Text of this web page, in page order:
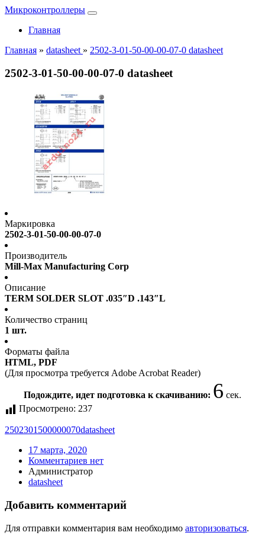
Микроконтроллеры
Главная
Главная » datasheet » 2502-3-01-50-00-00-07-0 datasheet
2502-3-01-50-00-00-07-0 datasheet
Маркировка
2502-3-01-50-00-00-07-0
Производитель
Mill-Max Manufacturing Corp
Описание
TERM SOLDER SLOT .035″D .143″L
Количество страниц
1 шт.
Форматы файла
HTML, PDF
(Для просмотра требуется Adobe Acrobat Reader)
Подождите, идет подготовка к скачиванию: 6 сек.
Просмотрено: 237
2502301500000070datasheet
17 марта, 2020
Комментариев нет
Администратор
datasheet
Добавить комментарий
Для отправки комментария вам необходимо авторизоваться.